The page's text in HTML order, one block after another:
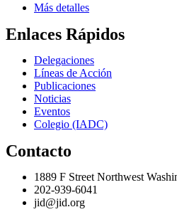
Más detalles
Enlaces Rápidos
Delegaciones
Líneas de Acción
Publicaciones
Noticias
Eventos
Colegio (IADC)
Contacto
1889 F Street Northwest
202-939-6041
jid@jid.org